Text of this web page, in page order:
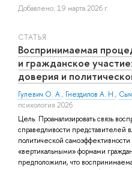
Добавлено: 19 марта 2026 г.
СТАТЬЯ
Воспринимаемая
и гражданское
доверия и
Гулевич О. А., Гнездилов А. Н.,
психология 2026
Цель. Проанализировать связь
справедливости представителей
политической самоэффективности
«вертикальными» формами
предположили, что